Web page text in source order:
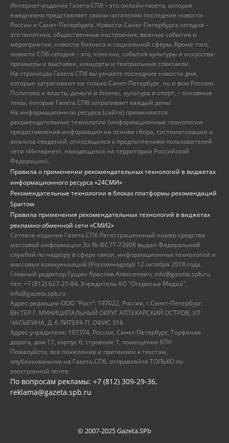
Интернет-издание Газета.СПб – это онлайн-газета, которая
ежедневно представляет своим читателям последние новости
России и Санкт-Петербурга. Новости Санкт-Петербурга сегодня –
это политика, общественные настроения, важные события и
мероприятия, новости бизнеса и социальной сферы. Кроме того,
новости СПб сегодня – это, конечно, события культуры и искусства:
премьеры и выставки, концерты и театральные спектакли.
На страницах Газета.СПб вы узнаете последние новости дня,
которые затрагивают не только Санкт-Петербург, но и всю Россию.
Политика и власть, деньги и бизнес, культура и спорт, – основные
темы, которые Газета.СПб затрагивает каждый день!
На информационном ресурсе (сайте) применяются
рекомендательные технологии (информационные технологии
предоставления информации на основе сбора, систематизации и
анализа сведений, относящихся к предпочтениям пользователей
сети «Интернет», находящихся на территории Российской
Федерации).
Правила о применении рекомендательных технологий в виджетах
информационного ресурса «24СМИ»
Рекомендательные технологии в блоках платформы рекомендаций
Sparrow
Правила применения рекомендательных технологий в виджетах
рекламно-обменной сети «СМИ2»
Сетевое издание Газета.СПб Регистрационный номер средства
массовой информации Эл № ФС77-73908 выдан Федеральной
службой по надзору в сфере связи, информационных технологий и
массовых коммуникаций (Роскомнадзор) 12 октября 2018 года.
Главный редактор Гущин Ярослав Алексеевич, info@gazeta.spb.ru,
тел: +7 (812) 627-21-84. Учредитель АО "Открытые Медиа",
info@gazeta.spb.ru
Адрес редакции ООО "Рост": 197022, Россия, г.Санкт-Петербург,
ВН.ТЕР.Г. МУНИЦИПАЛЬНЫЙ ОКРУГ АПТЕКАРСКИЙ ОСТРОВ, УЛ
ЧАПЫГИНА, Д. 6 ЛИТЕРА П, ОФИС 316
Адрес учредителя: 197374, Россия, Санкт-Петербург, Торфяная
дорога, дом 17, корпус 6, строение 1, помещение 67Н
Пожалуйста, все пожелания и претензии к текстам,
опубликованном на Газета.СПб, отправляйте ТОЛЬКО по
электронной почте.
По вопросам рекламы: +7 (812) 309-29-36,
reklama@gazeta.spb.ru
© 2007-2025 Gazeta.SPb